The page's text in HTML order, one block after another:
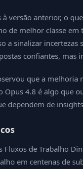
versão anterior, o
melhor classe
sinalizar
confiantes, mas
que a
4.8 é algo
dependem de
de Trabalho
em centenas de